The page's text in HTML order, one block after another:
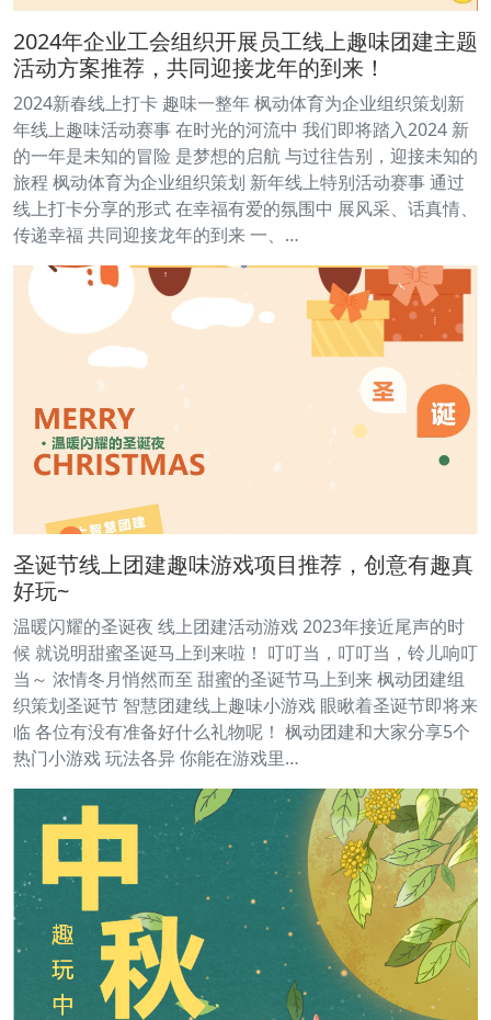
2024年企业工会组织开展员工线上趣味团建主题
活动方案推荐，共同迎接龙年的到来！
2024新春线上打卡 趣味一整年 枫动体育为企业组织策划新
年线上趣味活动赛事 在时光的河流中 我们即将踏入2024 新
的一年是未知的冒险 是梦想的启航 与过往告别，迎接未知的
旅程 枫动体育为企业组织策划 新年线上特别活动赛事 通过
线上打卡分享的形式 在幸福有爱的氛围中 展风采、话真情、
传递幸福 共同迎接龙年的到来 一、…
圣诞节线上团建趣味游戏项目推荐，创意有趣真
好玩~
温暖闪耀的圣诞夜 线上团建活动游戏 2023年接近尾声的时
候 就说明甜蜜圣诞马上到来啦！ 叮叮当，叮叮当，铃儿响叮
当～ 浓情冬月悄然而至 甜蜜的圣诞节马上到来 枫动团建组
织策划圣诞节 智慧团建线上趣味小游戏 眼瞅着圣诞节即将来
临 各位有没有准备好什么礼物呢！ 枫动团建和大家分享5个
热门小游戏 玩法各异 你能在游戏里…